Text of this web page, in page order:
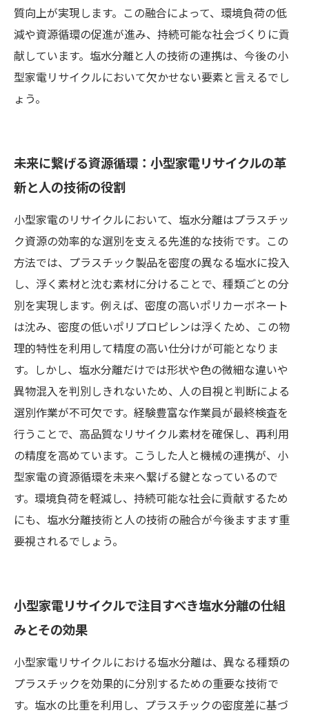
質向上が実現します。この融合によって、環境負荷の低
減や資源循環の促進が進み、持続可能な社会づくりに貢
献しています。塩水分離と人の技術の連携は、今後の小
型家電リサイクルにおいて欠かせない要素と言えるでし
ょう。
未来に繋げる資源循環：小型家電リサイクルの革
新と人の技術の役割
小型家電のリサイクルにおいて、塩水分離はプラスチッ
ク資源の効率的な選別を支える先進的な技術です。この
方法では、プラスチック製品を密度の異なる塩水に投入
し、浮く素材と沈む素材に分けることで、種類ごとの分
別を実現します。例えば、密度の高いポリカーボネート
は沈み、密度の低いポリプロピレンは浮くため、この物
理的特性を利用して精度の高い仕分けが可能となりま
す。しかし、塩水分離だけでは形状や色の微細な違いや
異物混入を判別しきれないため、人の目視と判断による
選別作業が不可欠です。経験豊富な作業員が最終検査を
行うことで、高品質なリサイクル素材を確保し、再利用
の精度を高めています。こうした人と機械の連携が、小
型家電の資源循環を未来へ繋げる鍵となっているので
す。環境負荷を軽減し、持続可能な社会に貢献するため
にも、塩水分離技術と人の技術の融合が今後ますます重
要視されるでしょう。
小型家電リサイクルで注目すべき塩水分離の仕組
みとその効果
小型家電リサイクルにおける塩水分離は、異なる種類の
プラスチックを効果的に分別するための重要な技術で
す。塩水の比重を利用し、プラスチックの密度差に基づ